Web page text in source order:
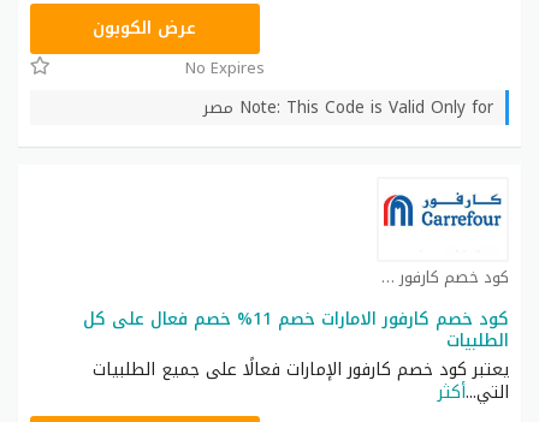
عرض الكوبون
No Expires
Note: This Code is Valid Only for مصر
كود خصم كارفور كوبون
كود خصم كارفور الامارات خصم 11% خصم فعال على كل
الطلبيات
يعتبر كود خصم كارفور الإمارات فعالًا على جميع الطلبيات
التي...أكثر